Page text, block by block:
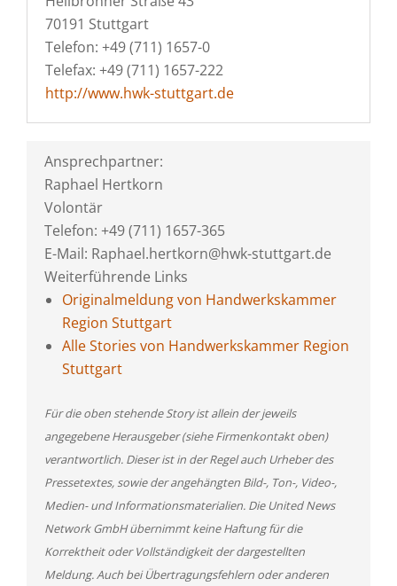
70191 Stuttgart
Telefon: +49 (711) 1657-0
Telefax: +49 (711) 1657-222
http://www.hwk-stuttgart.de
Ansprechpartner:
Raphael Hertkorn
Volontär
Telefon: +49 (711) 1657-365
E-Mail: Raphael.hertkorn@hwk-stuttgart.de
Weiterführende Links
Originalmeldung von Handwerkskammer
Region Stuttgart
Alle Stories von Handwerkskammer Region
Stuttgart
Für die oben stehende Story ist allein der jeweils
angegebene Herausgeber (siehe Firmenkontakt oben)
verantwortlich. Dieser ist in der Regel auch Urheber des
Pressetextes, sowie der angehängten Bild-, Ton-, Video-,
Medien- und Informationsmaterialien. Die United News
Network GmbH übernimmt keine Haftung für die
Korrektheit oder Vollständigkeit der dargestellten
Meldung. Auch bei Übertragungsfehlern oder anderen